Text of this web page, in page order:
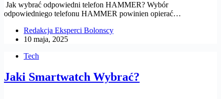
Jak wybrać odpowiedni telefon HAMMER? Wybór
odpowiedniego telefonu HAMMER powinien opierać…
Redakcja Eksperci Bolonscy
10 maja, 2025
Tech
Jaki Smartwatch Wybrać?